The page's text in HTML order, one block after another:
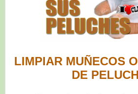
LIMPIAR MUÑECOS
DE